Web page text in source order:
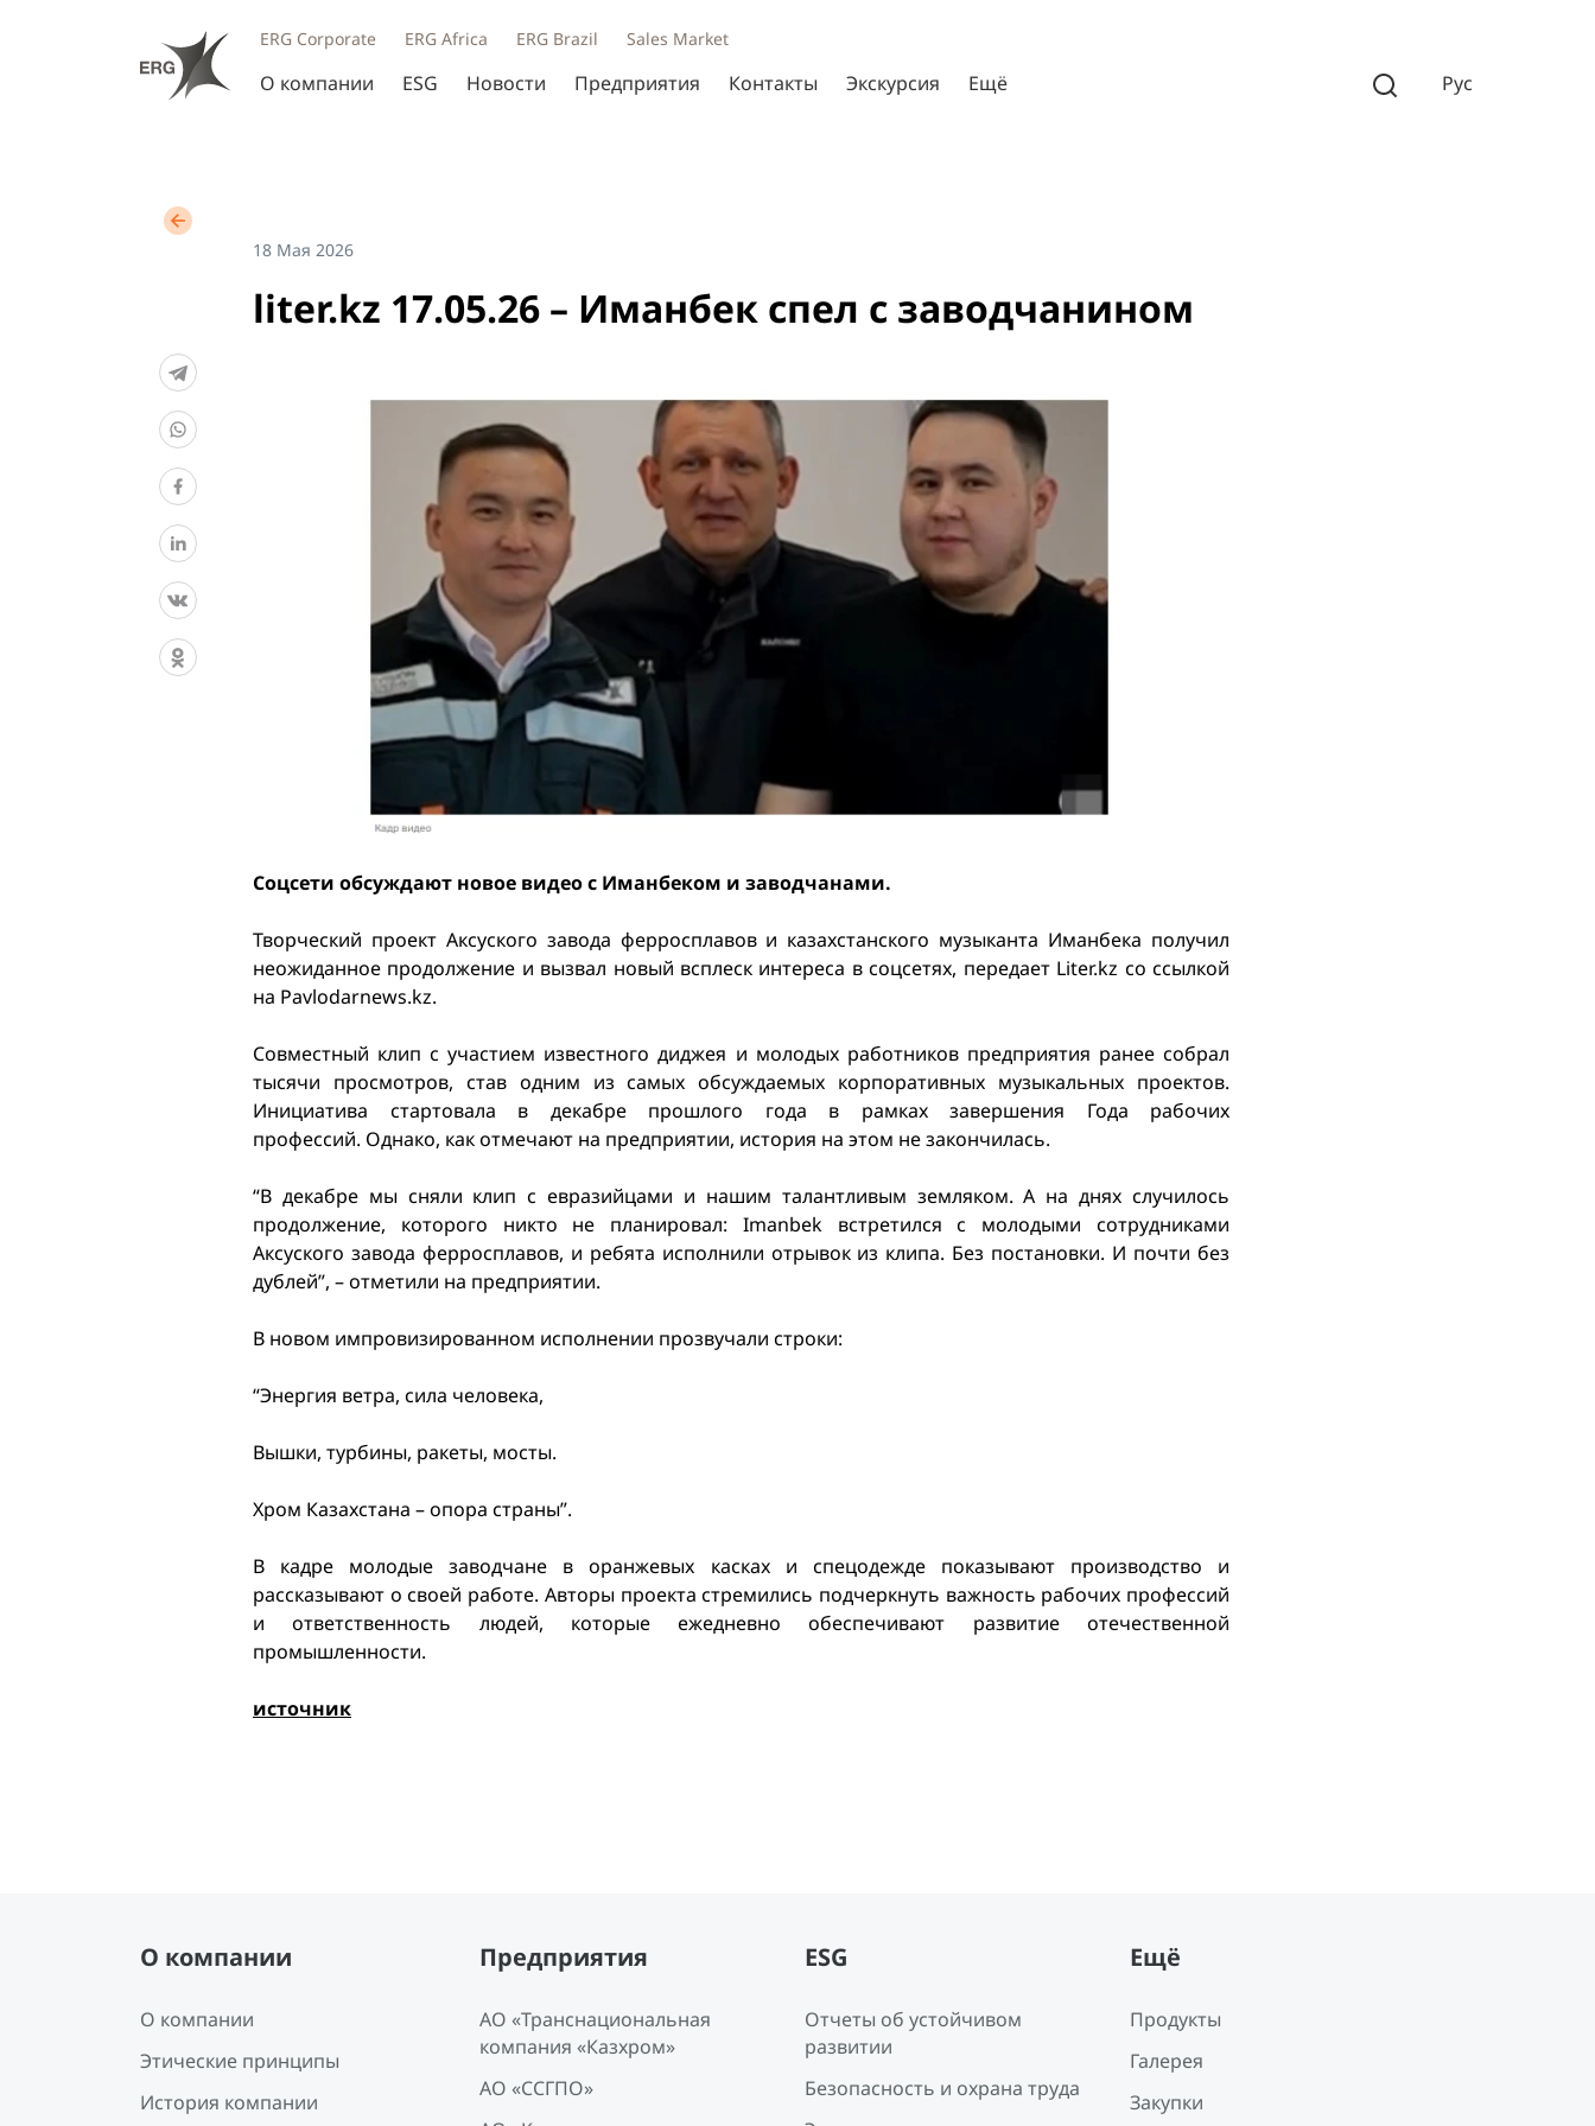
ERG Corporate ERG Africa ERG Brazil Sales Market
О компании ESG Новости Предприятия Контакты Экскурсия Ещё Рус
18 Мая 2026
liter.kz 17.05.26 – Иманбек спел с заводчанином
Соцсети обсуждают новое видео с Иманбеком и заводчанами.
Творческий проект Аксуского завода ферросплавов и казахстанского музыканта Иманбека получил
неожиданное продолжение и вызвал новый всплеск интереса в соцсетях, передает Liter.kz со ссылкой
на Pavlodarnews.kz.
Совместный клип с участием известного диджея и молодых работников предприятия ранее собрал
тысячи просмотров, став одним из самых обсуждаемых корпоративных музыкальных проектов.
Инициатива стартовала в декабре прошлого года в рамках завершения Года рабочих
профессий. Однако, как отмечают на предприятии, история на этом не закончилась.
“В декабре мы сняли клип с евразийцами и нашим талантливым земляком. А на днях случилось
продолжение, которого никто не планировал: Imanbek встретился с молодыми сотрудниками
Аксуского завода ферросплавов, и ребята исполнили отрывок из клипа. Без постановки. И почти без
дублей”, – отметили на предприятии.
В новом импровизированном исполнении прозвучали строки:
“Энергия ветра, сила человека,
Вышки, турбины, ракеты, мосты.
Хром Казахстана – опора страны”.
В кадре молодые заводчане в оранжевых касках и спецодежде показывают производство и
рассказывают о своей работе. Авторы проекта стремились подчеркнуть важность рабочих профессий
и ответственность людей, которые ежедневно обеспечивают развитие отечественной
промышленности.
источник
О компании
О компании
Этические принципы
История компании
Предприятия
АО «Транснациональная
компания «Казхром»
АО «ССГПО»
ESG
Отчеты об устойчивом
развитии
Безопасность и охрана труда
Ещё
Продукты
Галерея
Закупки